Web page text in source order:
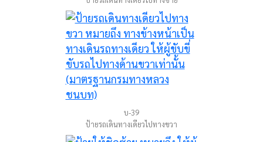
บ-39
ป้ายรถเดินทางเดียวไปทางขวา